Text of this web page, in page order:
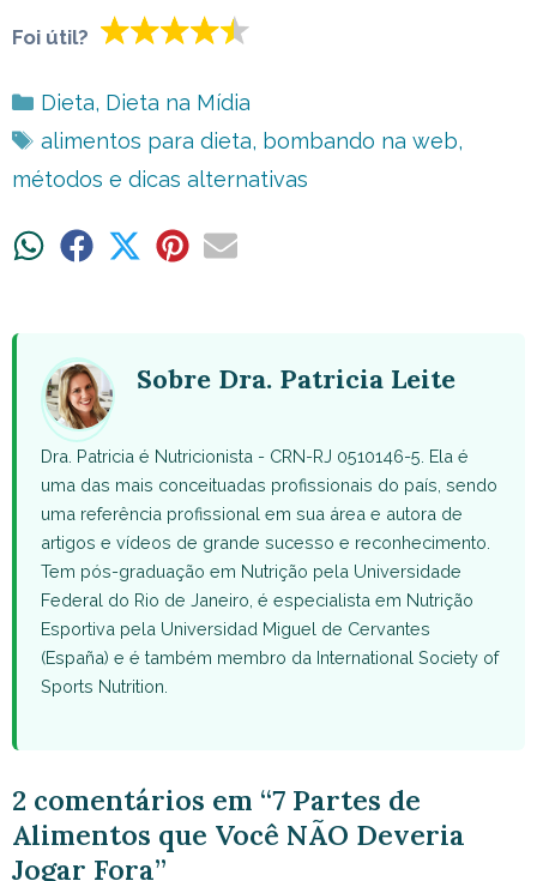
Foi útil?
Categorias
Dieta, Dieta na Mídia
Tags
alimentos para dieta, bombando na web,
métodos e dicas alternativas
ShareShare ShareShareShare
Sobre Dra. Patricia Leite
Dra. Patricia é Nutricionista - CRN-RJ 0510146-5. Ela é
uma das mais conceituadas profissionais do país, sendo
uma referência profissional em sua área e autora de
artigos e vídeos de grande sucesso e reconhecimento.
Tem pós-graduação em Nutrição pela Universidade
Federal do Rio de Janeiro, é especialista em Nutrição
Esportiva pela Universidad Miguel de Cervantes
(España) e é também membro da International Society of
Sports Nutrition.
2 comentários em “7 Partes de
Alimentos que Você NÃO Deveria
Jogar Fora”